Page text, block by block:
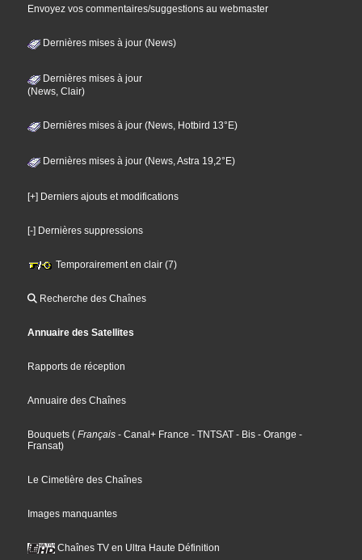
Envoyez vos commentaires/suggestions au webmaster
Dernières mises à jour (News)
Dernières mises à jour
(News, Clair)
Dernières mises à jour (News, Hotbird 13°E)
Dernières mises à jour (News, Astra 19,2°E)
[+] Derniers ajouts et modifications
[-] Dernières suppressions
Temporairement en clair (7)
Recherche des Chaînes
Annuaire des Satellites
Rapports de réception
Annuaire des Chaînes
Bouquets ( Français - Canal+ France - TNTSAT - Bis - Orange -
Fransat)
Le Cimetière des Chaînes
Images manquantes
Chaînes TV en Ultra Haute Définition